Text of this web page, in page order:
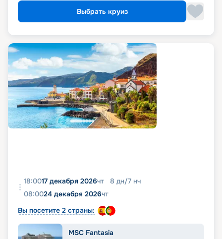
Выбрать круиз
18:0017 декабря 2026чт 8 дн/7 нч
08:0024 декабря 2026чт
Вы посетите 2 страны:
MSC Fantasia